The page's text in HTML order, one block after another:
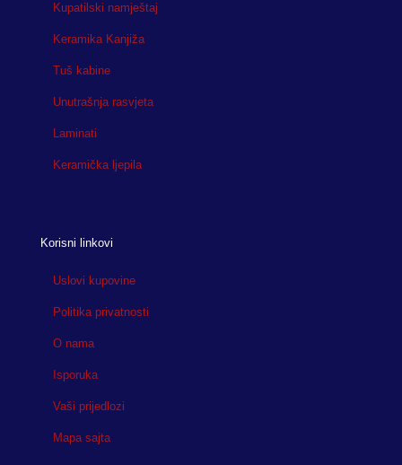
Kupatilski namještaj
Keramika Kanjiža
Tuš kabine
Unutrašnja rasvjeta
Laminati
Keramička ljepila
Korisni linkovi
Uslovi kupovine
Politika privatnosti
O nama
Isporuka
Vaši prijedlozi
Mapa sajta